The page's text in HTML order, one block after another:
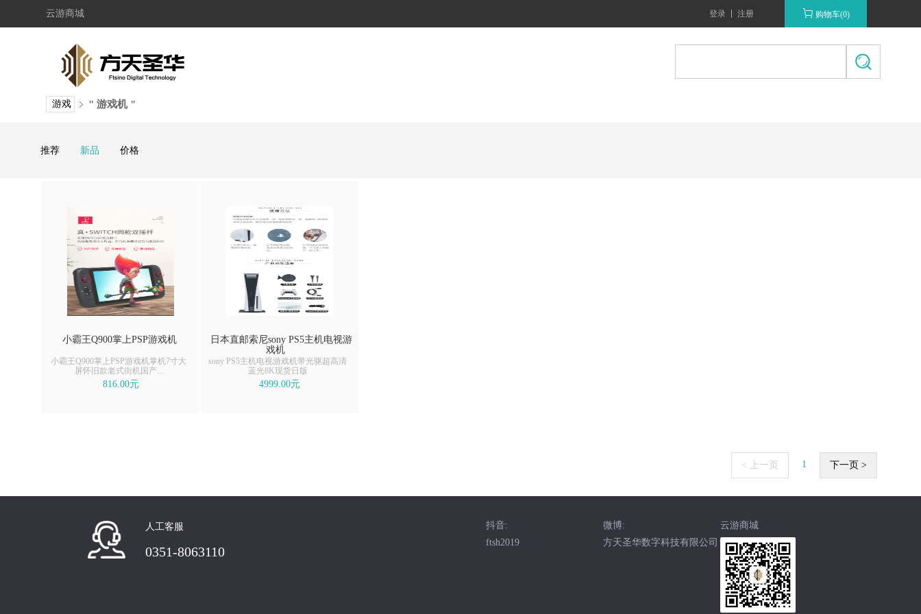
云游商城 登录 注册 购物车(0)
游戏 " 游戏机 "
推荐 新品 价格
小霸王Q900掌上PSP游戏机
小霸王Q900掌上PSP游戏机掌机7寸大
屏怀旧款老式街机国产...
816.00元
日本直邮索尼sony PS5主机电视游
戏机
sony PS5主机电视游戏机带光驱超高清
蓝光8K现货日版
4999.00元
< 上一页 1 下一页 >
人工客服
0351-8063110
云游商城
微博:
方天圣华数字科技有限公司
抖音:
ftsh2019